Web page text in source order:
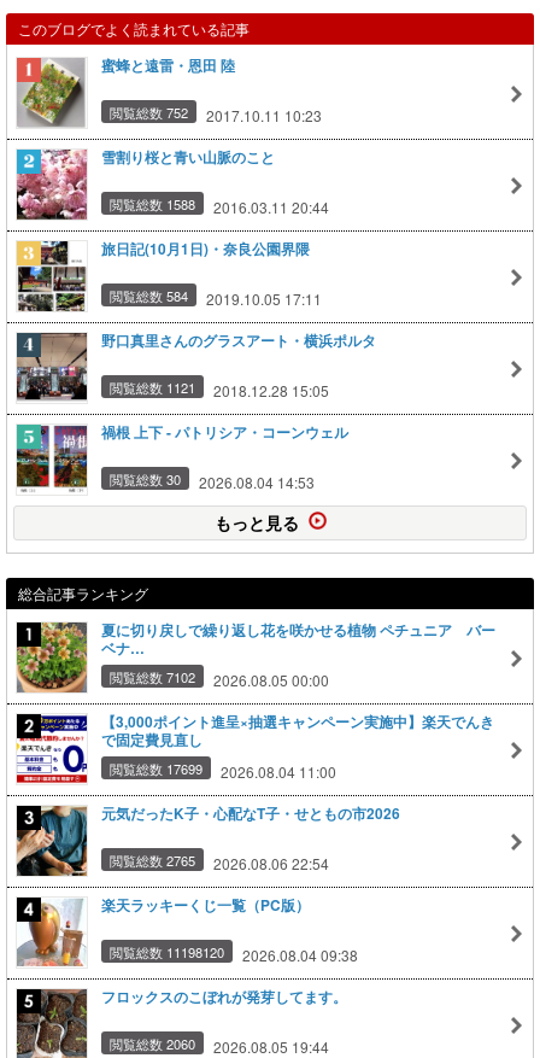
このブログでよく読まれている記事
蜜蜂と遠雷・恩田 陸
閲覧総数 752 2017.10.11 10:23
雪割り桜と青い山脈のこと
閲覧総数 1588 2016.03.11 20:44
旅日記(10月1日)・奈良公園界隈
閲覧総数 584 2019.10.05 17:11
野口真里さんのグラスアート・横浜ポルタ
閲覧総数 1121 2018.12.28 15:05
禍根 上下 - パトリシア・コーンウェル
閲覧総数 30 2026.08.04 14:53
もっと見る
総合記事ランキング
夏に切り戻しで繰り返し花を咲かせる植物 ペチュニア バー
ベナ…
閲覧総数 7102 2026.08.05 00:00
【3,000ポイント進呈×抽選キャンペーン実施中】楽天でんき
で固定費見直し
閲覧総数 17699 2026.08.04 11:00
元気だったK子・心配なT子・せともの市2026
閲覧総数 2765 2026.08.06 22:54
楽天ラッキーくじ一覧（PC版）
閲覧総数 11198120 2026.08.04 09:38
フロックスのこぼれが発芽してます。
閲覧総数 2060 2026.08.05 19:44